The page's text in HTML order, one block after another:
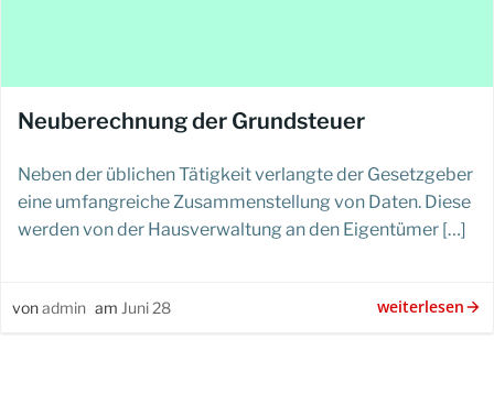
Neuberechnung der Grundsteuer
Neben der üblichen Tätigkeit verlangte der Gesetzgeber
eine umfangreiche Zusammenstellung von Daten. Diese
werden von der Hausverwaltung an den Eigentümer […]
vonadmin am Juni 28 weiterlesen